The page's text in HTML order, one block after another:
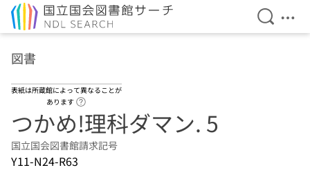
検索を
メ
図書
表紙は所蔵館によって異なることが
あります
つかめ!理科ダマン. 5
国立国会図書館請求記号
Y11-N24-R63